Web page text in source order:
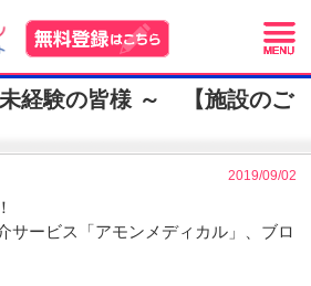
経験の皆様 ～ 【施設のご
2019/09/02
サービス「アモンメディカル」、ブロ